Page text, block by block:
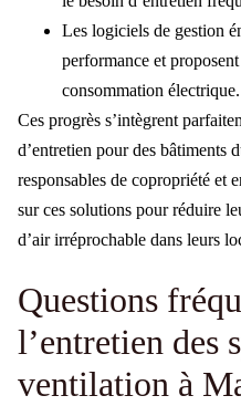
Les logiciels de gestion
performance et
consommation électrique.
Ces progrès s’intègrent
d’entretien pour des bâtiments
responsables de copropriété et
sur ces solutions pour réduire
d’air irréprochable dans leurs
Questions
l’entretien des
ventilation à